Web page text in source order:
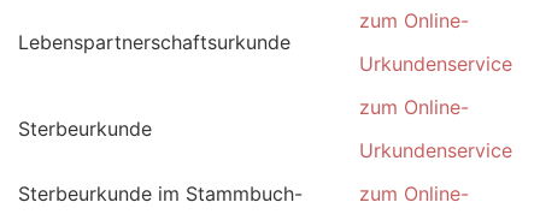
Lebenspartnerschaftsurkunde
zum Online-
Urkundenservice
Sterbeurkunde
zum Online-
Urkundenservice
Sterbeurkunde im Stammbuch-
zum Online-